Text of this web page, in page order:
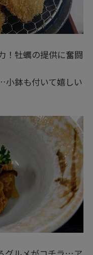
！牡蠣の提供に奮闘
小鉢も付いて嬉しい